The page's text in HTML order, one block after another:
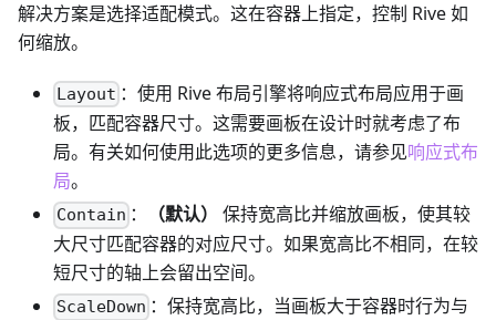
解决方案是选择适配模式。这在容器上指定，控制 Rive 如
何缩放。
Layout ：使用 Rive 布局引擎将响应式布局应用于画
板，匹配容器尺寸。这需要画板在设计时就考虑了布
局。有关如何使用此选项的更多信息，请参见响应式布
局。
Contain ： （默认）
保持宽高比并缩放画板，使其较
大尺寸匹配容器的对应尺寸。如果宽高比不相同，在较
短尺寸的轴上会留出空间。
ScaleDown ：保持宽高比，当画板大于容器时行为与